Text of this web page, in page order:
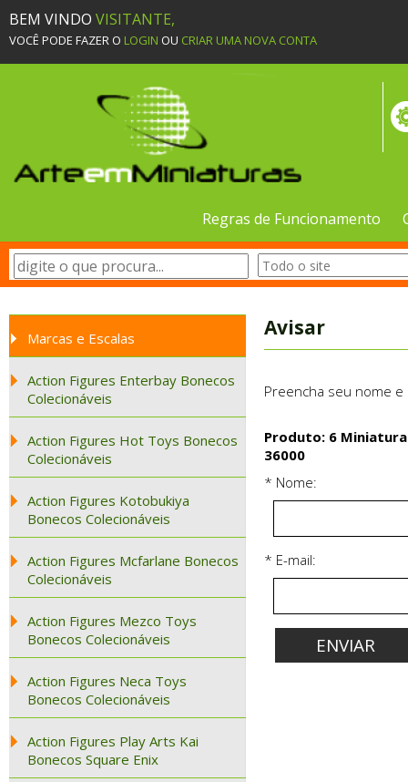
BEM VINDO VISITANTE,
VOCÊ PODE FAZER O LOGIN OU CRIAR UMA NOVA CONTA
Regras de Funcionamento
Marcas e Escalas
Action Figures Enterbay Bonecos
Colecionáveis
Action Figures Hot Toys Bonecos
Colecionáveis
Action Figures Kotobukiya
Bonecos Colecionáveis
Action Figures Mcfarlane Bonecos
Colecionáveis
Action Figures Mezco Toys
Bonecos Colecionáveis
Action Figures Neca Toys
Bonecos Colecionáveis
Action Figures Play Arts Kai
Bonecos Square Enix
Avisar
Preencha seu nome
Produto: 6
36000
* Nome:
* E-mail: